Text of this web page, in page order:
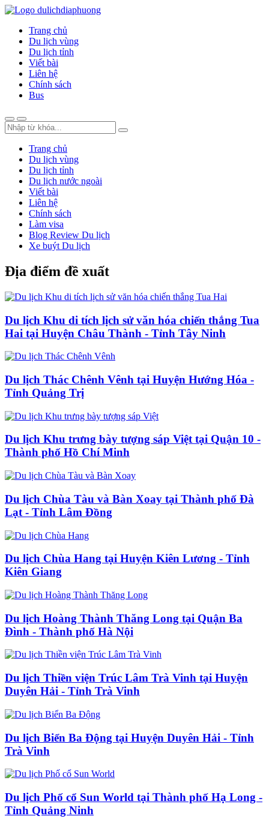
Trang chủ
Du lịch vùng
Du lịch tỉnh
Viết bài
Liên hệ
Chính sách
Bus
Trang chủ
Du lịch vùng
Du lịch tỉnh
Du lịch nước ngoài
Viết bài
Liên hệ
Chính sách
Làm visa
Blog Review Du lịch
Xe buýt Du lịch
Địa điểm đề xuất
Du lịch Khu di tích lịch sử văn hóa chiến thắng Tua
Hai tại Huyện Châu Thành - Tỉnh Tây Ninh
Du lịch Thác Chênh Vênh tại Huyện Hướng Hóa -
Tỉnh Quảng Trị
Du lịch Khu trưng bày tượng sáp Việt tại Quận 10 -
Thành phố Hồ Chí Minh
Du lịch Chùa Tàu và Bàn Xoay tại Thành phố Đà
Lạt - Tỉnh Lâm Đồng
Du lịch Chùa Hang tại Huyện Kiên Lương - Tỉnh
Kiên Giang
Du lịch Hoàng Thành Thăng Long tại Quận Ba
Đình - Thành phố Hà Nội
Du lịch Thiền viện Trúc Lâm Trà Vinh tại Huyện
Duyên Hải - Tỉnh Trà Vinh
Du lịch Biển Ba Động tại Huyện Duyên Hải - Tỉnh
Trà Vinh
Du lịch Phố cổ Sun World tại Thành phố Hạ Long -
Tỉnh Quảng Ninh